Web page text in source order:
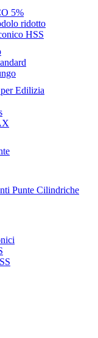
5%
ridotto
HSS
Edilizia
Punte Cilindriche